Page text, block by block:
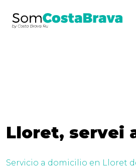
Lloret, servei
Servicio a domicilio en Lloret